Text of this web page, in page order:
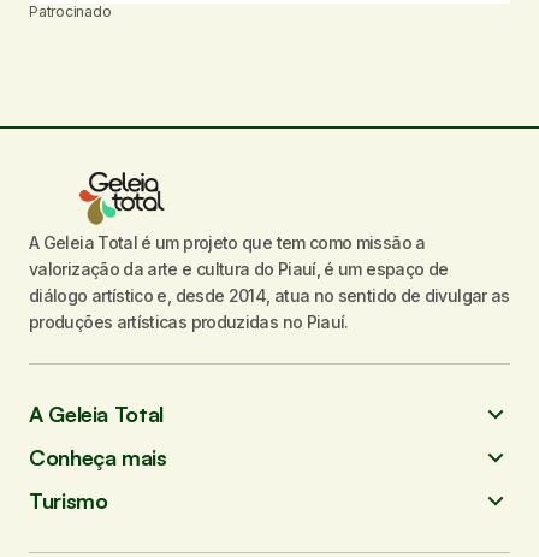
Patrocinado
A Geleia Total é um projeto que tem como missão a
valorização da arte e cultura do Piauí, é um espaço de
diálogo artístico e, desde 2014, atua no sentido de divulgar as
produções artísticas produzidas no Piauí.
A Geleia Total
Conheça mais
Turismo